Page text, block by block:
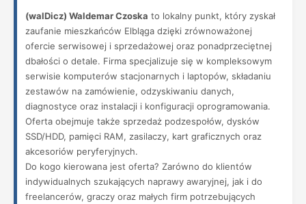
(walDicz) Waldemar Czoska to lokalny punkt, który zyskał
zaufanie mieszkańców Elbląga dzięki zrównoważonej
ofercie serwisowej i sprzedażowej oraz ponadprzeciętnej
dbałości o detale. Firma specjalizuje się w kompleksowym
serwisie komputerów stacjonarnych i laptopów, składaniu
zestawów na zamówienie, odzyskiwaniu danych,
diagnostyce oraz instalacji i konfiguracji oprogramowania.
Oferta obejmuje także sprzedaż podzespołów, dysków
SSD/HDD, pamięci RAM, zasilaczy, kart graficznych oraz
akcesoriów peryferyjnych.
Do kogo kierowana jest oferta? Zarówno do klientów
indywidualnych szukających naprawy awaryjnej, jak i do
freelancerów, graczy oraz małych firm potrzebujących